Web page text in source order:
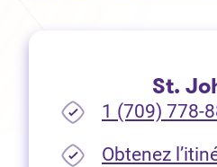
St.
1 (709) 778-
Obtenez